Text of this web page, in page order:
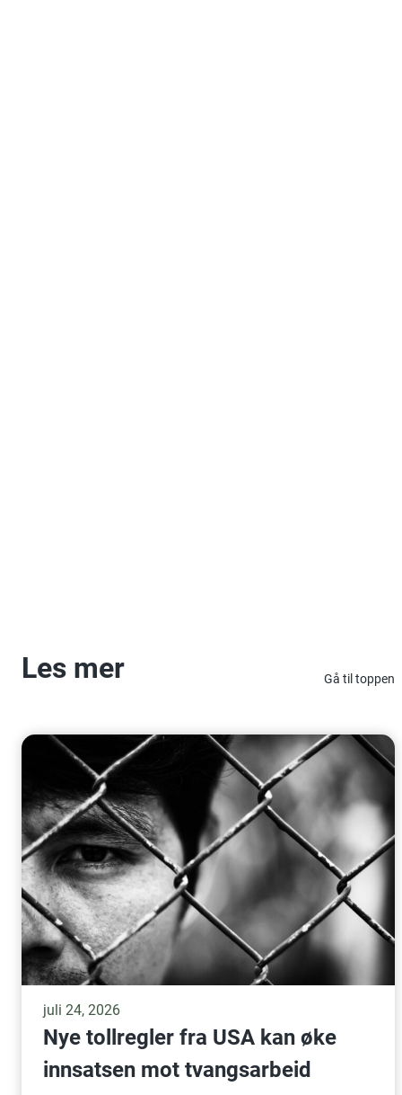
Les mer Gå til toppen
juli 24, 2026
Nye tollregler fra USA kan øke
innsatsen mot tvangsarbeid